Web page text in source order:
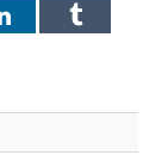
LinkedInTumblr